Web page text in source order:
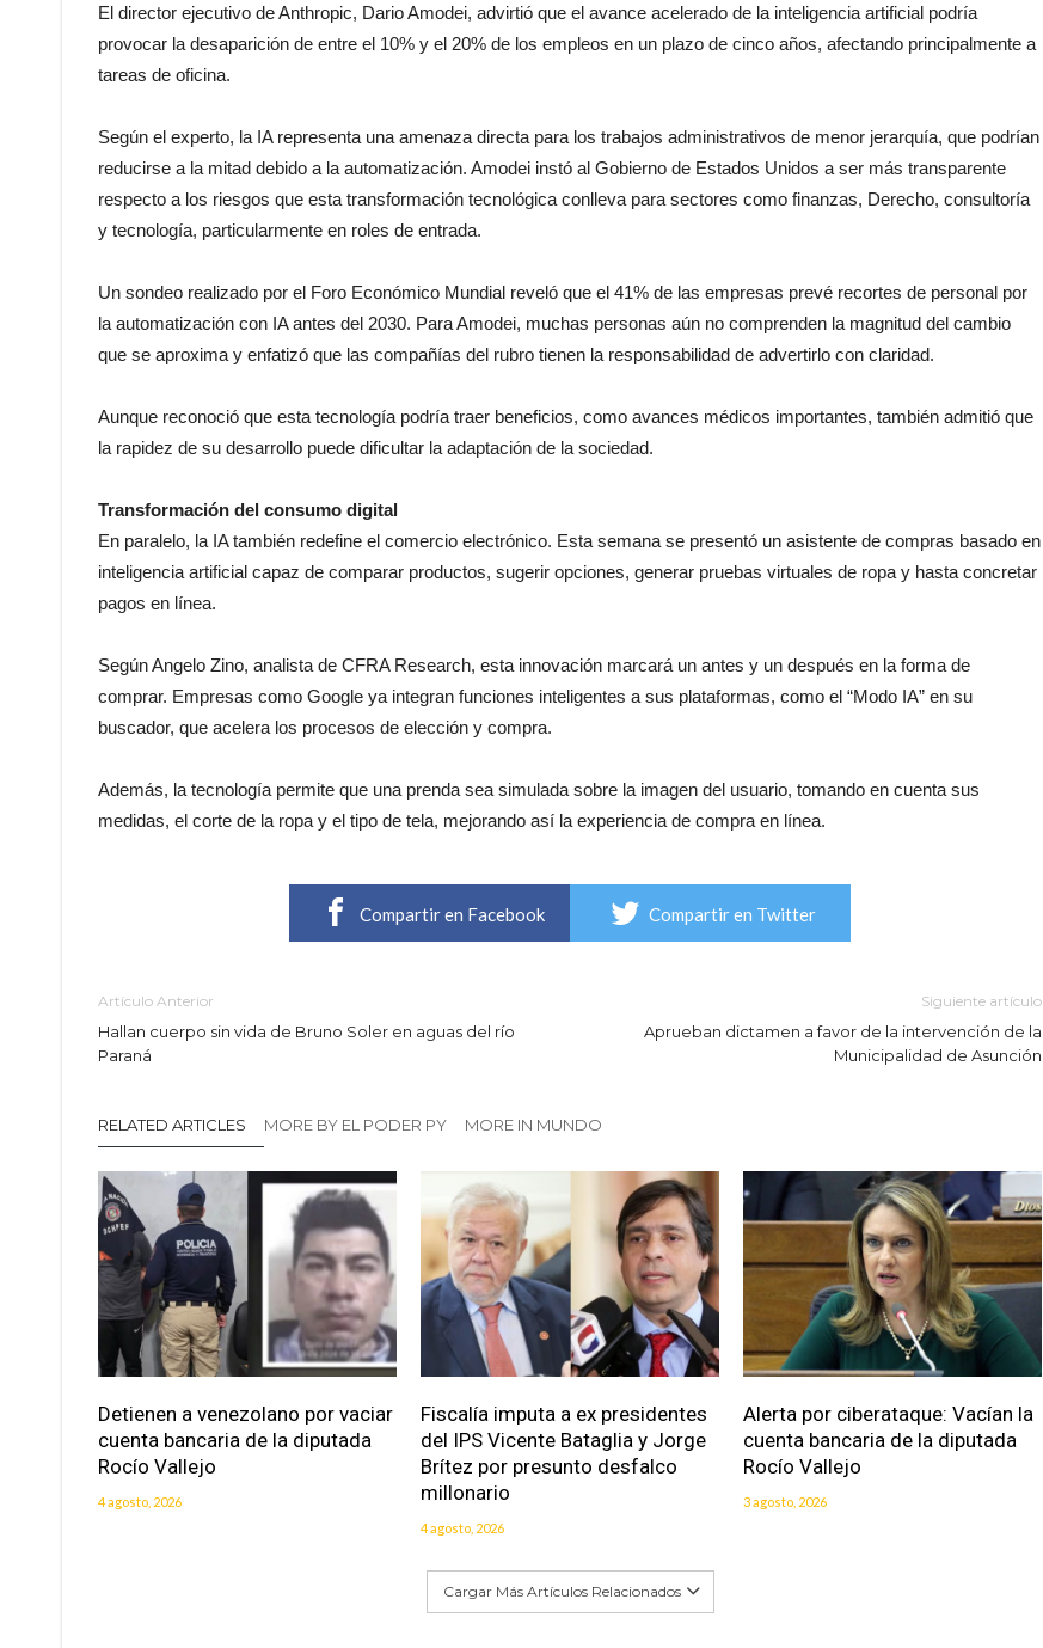
El director ejecutivo de Anthropic, Dario Amodei, advirtió que el avance acelerado de la inteligencia artificial podría
provocar la desaparición de entre el 10% y el 20% de los empleos en un plazo de cinco años, afectando principalmente a
tareas de oficina.
Según el experto, la IA representa una amenaza directa para los trabajos administrativos de menor jerarquía, que podrían
reducirse a la mitad debido a la automatización. Amodei instó al Gobierno de Estados Unidos a ser más transparente
respecto a los riesgos que esta transformación tecnológica conlleva para sectores como finanzas, Derecho, consultoría
y tecnología, particularmente en roles de entrada.
Un sondeo realizado por el Foro Económico Mundial reveló que el 41% de las empresas prevé recortes de personal por
la automatización con IA antes del 2030. Para Amodei, muchas personas aún no comprenden la magnitud del cambio
que se aproxima y enfatizó que las compañías del rubro tienen la responsabilidad de advertirlo con claridad.
Aunque reconoció que esta tecnología podría traer beneficios, como avances médicos importantes, también admitió que
la rapidez de su desarrollo puede dificultar la adaptación de la sociedad.
Transformación del consumo digital
En paralelo, la IA también redefine el comercio electrónico. Esta semana se presentó un asistente de compras basado en
inteligencia artificial capaz de comparar productos, sugerir opciones, generar pruebas virtuales de ropa y hasta concretar
pagos en línea.
Según Angelo Zino, analista de CFRA Research, esta innovación marcará un antes y un después en la forma de
comprar. Empresas como Google ya integran funciones inteligentes a sus plataformas, como el “Modo IA” en su
buscador, que acelera los procesos de elección y compra.
Además, la tecnología permite que una prenda sea simulada sobre la imagen del usuario, tomando en cuenta sus
medidas, el corte de la ropa y el tipo de tela, mejorando así la experiencia de compra en línea.
Compartir en Facebook Compartir en Twitter
Artículo Anterior
Hallan cuerpo sin vida de Bruno Soler en aguas del río
Paraná
Siguiente artículo
Aprueban dictamen a favor de la intervención de la
Municipalidad de Asunción
RELATED ARTICLES MORE BY EL PODER PY MORE IN MUNDO
Detienen a venezolano por vaciar
cuenta bancaria de la diputada
Rocío Vallejo
4 agosto, 2026
Fiscalía imputa a ex presidentes
del IPS Vicente Bataglia y Jorge
Brítez por presunto desfalco
millonario
4 agosto, 2026
Alerta por ciberataque: Vacían la
cuenta bancaria de la diputada
Rocío Vallejo
3 agosto, 2026
Cargar Más Artículos Relacionados